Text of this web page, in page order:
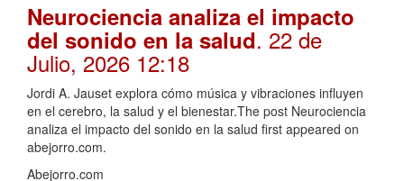
Neurociencia analiza el impacto
del sonido en la salud. 22 de
Julio, 2026 12:18
Jordi A. Jauset explora cómo música y vibraciones influyen
en el cerebro, la salud y el bienestar.The post Neurociencia
analiza el impacto del sonido en la salud first appeared on
abejorro.com.
Abejorro.com